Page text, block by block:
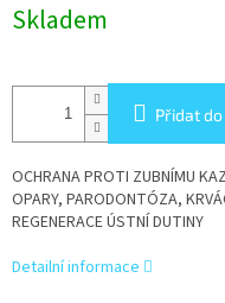
cena:
Skladem
Přidat
OCHRANA PROTI ZUBNÍMU
OPARY, PARODONTÓZA,
REGENERACE ÚSTNÍ DUTINY
Detailní informace